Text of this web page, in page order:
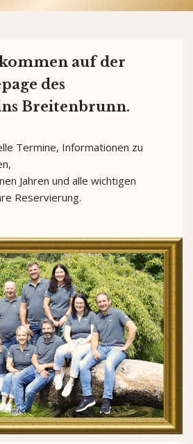
auf der
des
Breitenbrunn.
Termine, Informationen zu
Jahren und alle wichtigen
Reservierung.